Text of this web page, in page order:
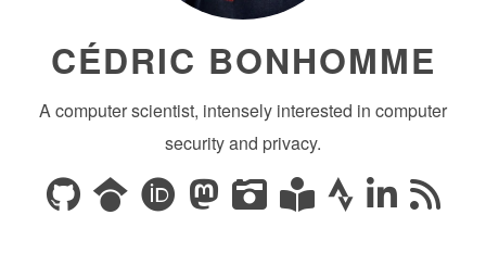
CÉDRIC BONHOMME
A computer scientist, intensely interested in computer
security and privacy.